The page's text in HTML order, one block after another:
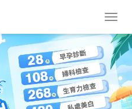
導
菜
單